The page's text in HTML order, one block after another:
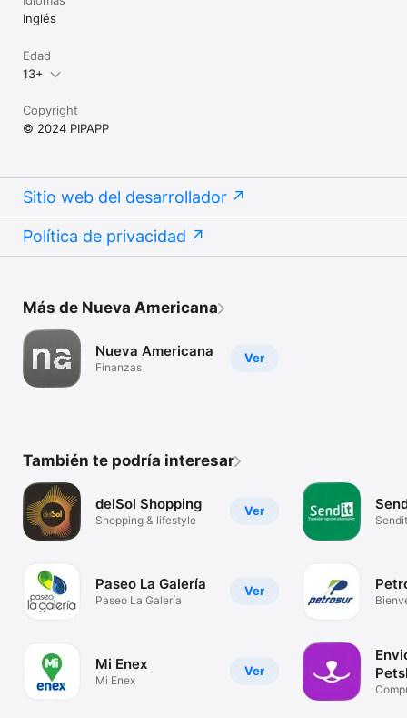
Inglés
Edad
13+
Copyright
© 2024 PIPAPP
Sitio web del desarrollador
Política de privacidad
Más de Nueva Americana
Ver
Nueva Americana
Finanzas
También te podría interesar
Ver
delSol Shopping
Shopping & lifestyle
Ver
Paseo La Galería
Paseo La Galería
Ver
Mi Enex
Mi Enex
Sendit